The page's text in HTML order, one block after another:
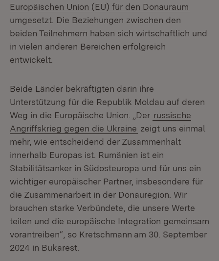
Europäischen Union (EU) für den Donauraum
umgesetzt. Die Beziehungen zwischen den
beiden Teilnehmern haben sich wirtschaftlich und
in vielen anderen Bereichen erfolgreich
entwickelt.
Beide Länder bekräftigten darin ihre
Unterstützung für die Republik Moldau auf deren
Weg in die Europäische Union. „Der russische
Angriffskrieg gegen die Ukraine zeigt uns einmal
mehr, wie entscheidend der Zusammenhalt
innerhalb Europas ist. Rumänien ist ein
Stabilitätsanker in Südosteuropa und für uns ein
wichtiger europäischer Partner, insbesondere für
die Zusammenarbeit in der Donauregion. Wir
brauchen starke Verbündete, die unsere Werte
teilen und die europäische Integration gemeinsam
vorantreiben“, so Kretschmann am 30. September
2024 in Bukarest.